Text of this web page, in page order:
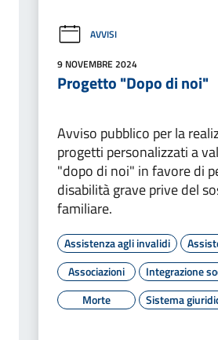
AVVISI
9 NOVEMBRE 2024
Progetto "Dopo di noi"
Avviso pubblico per la
progetti personalizzati a
"dopo di noi" in favore di
disabilità grave prive del
familiare.
Assistenza agli invalidi
Associazioni
Integrazione
Morte
Sistema